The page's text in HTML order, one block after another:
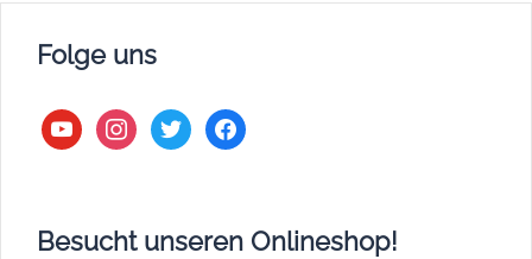
Folge uns
youtubeinstagram
twitter facebook
Besucht unseren Onlineshop!